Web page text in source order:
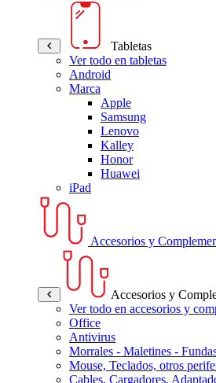
Tabletas
Ver todo en tabletas
Android
Marca
Apple
Samsung
Lenovo
Kalley
Honor
Huawei
iPad
Accesorios y
Accesorios y
Ver todo en accesorios y
Office
Antivirus
Morrales - Maletines -
Mouse, Teclados, otros
Cables, Cargadores,